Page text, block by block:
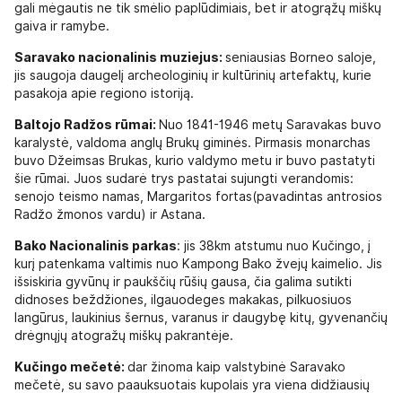
gali mėgautis ne tik smėlio paplūdimiais, bet ir atogrąžų miškų
gaiva ir ramybe.
Saravako nacionalinis muziejus: seniausias Borneo saloje,
jis saugoja daugelį archeologinių ir kultūrinių artefaktų, kurie
pasakoja apie regiono istoriją.
Baltojo Radžos rūmai: Nuo 1841-1946 metų Saravakas buvo
karalystė, valdoma anglų Brukų giminės. Pirmasis monarchas
buvo Džeimsas Brukas, kurio valdymo metu ir buvo pastatyti
šie rūmai. Juos sudarė trys pastatai sujungti verandomis:
senojo teismo namas, Margaritos fortas(pavadintas antrosios
Radžo žmonos vardu) ir Astana.
Bako Nacionalinis parkas: jis 38km atstumu nuo Kučingo, į
kurį patenkama valtimis nuo Kampong Bako žvejų kaimelio. Jis
išsiskiria gyvūnų ir paukščių rūšių gausa, čia galima sutikti
didnoses beždžiones, ilgauodeges makakas, pilkuosiuos
langūrus, laukinius šernus, varanus ir daugybę kitų, gyvenančių
drėgnųjų atogražų miškų pakrantėje.
Kučingo mečetė: dar žinoma kaip valstybinė Saravako
mečetė, su savo paauksuotais kupolais yra viena didžiausių